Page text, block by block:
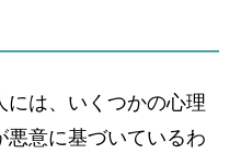
には、いくつかの心理
悪意に基づいているわ